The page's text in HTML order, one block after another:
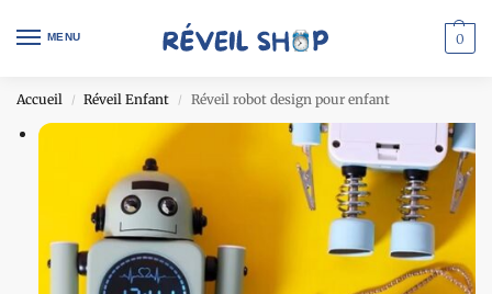
MENU 0
Accueil / Réveil Enfant / Réveil robot design pour enfant